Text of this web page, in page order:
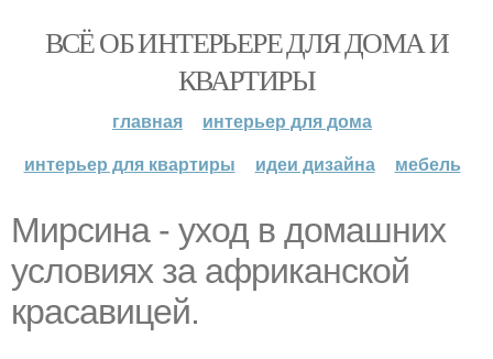
ВСЁ ОБ ИНТЕРЬЕРЕ ДЛЯ ДОМА И
КВАРТИРЫ
главная
интерьер для дома
интерьер для квартиры
идеи дизайна мебель
Мирсина - уход в домашних
условиях за африканской
красавицей.